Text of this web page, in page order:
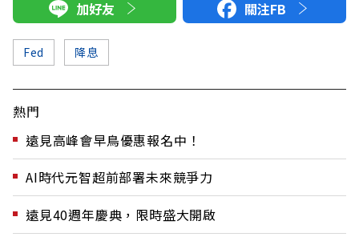
加好友 關注FB
Fed 降息
熱門
遠見高峰會早鳥優惠報名中！
AI時代元智超前部署未來競爭力
遠見40週年慶典，限時盛大開啟